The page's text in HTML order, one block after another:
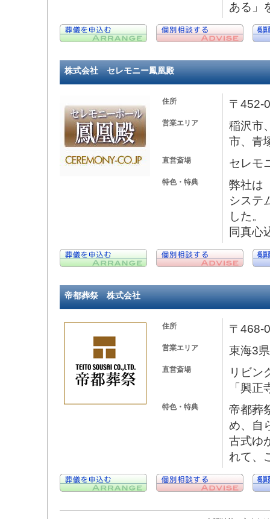
ある」
株式会社 セレモニー鳳凰殿
住所 〒452-
営業エリア
稲沢市
市、青
直営斎場 セレモ
特色・特典
弊社は
システ
した。
同真心
帝都葬祭 株式会社
住所 〒468-
営業エリア 東海3
直営斎場
リビン
「興
特色・特典
帝都葬
め、自
古式ゆ
れて、